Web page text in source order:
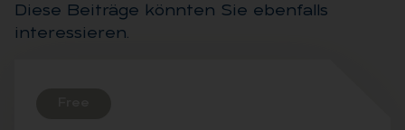
Diese Beiträge könnten Sie ebenfalls
interessieren.